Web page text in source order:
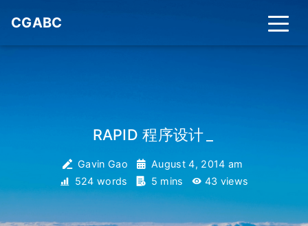
CGABC
RAPID 程序设计
Gavin Gao
August 4, 2014 am
524 words
5 mins 43 views